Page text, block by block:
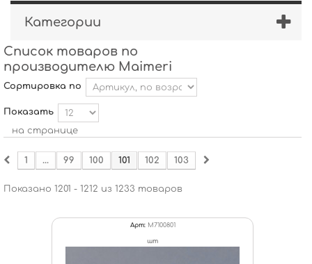
Категории
Список товаров по
производителю Maimeri
Сортировка по
Показать
на странице
1 ... 99 100 101 102 103
Показано 1201 - 1212 из 1233 товаров
Арт: M7100801
шт